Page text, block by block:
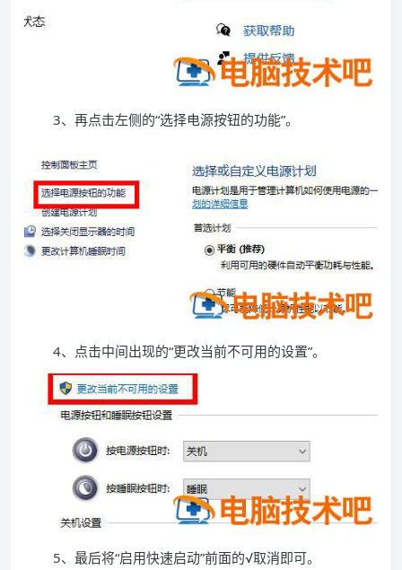
3、再点击左侧的“选择电源按钮的功能”。
4、点击中间出现的“更改当前不可用的设置”。
5、最后将“启用快速启动”前面的√取消即可。